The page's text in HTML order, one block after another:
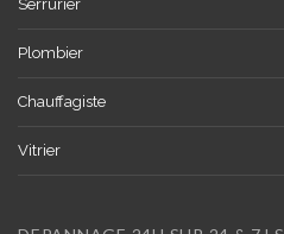
Serrurier
Plombier
Chauffagiste
Vitrier